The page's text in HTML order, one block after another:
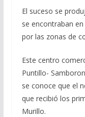
El suceso se
se encontraban
por las zonas de
Este centro
Puntillo-
se conoce que el
que recibió los
Murillo.